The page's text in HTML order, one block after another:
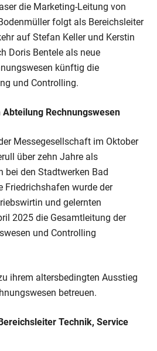
die Marketing-Leitung von
folgt als Bereichsleiter
auf Stefan Keller und Kerstin
Doris Bentele als neue
künftig die
und Controlling.
Rechnungswesen
Messegesellschaft im Oktober
über zehn Jahre als
bei den Stadtwerken Bad
Friedrichshafen wurde der
und gelernten
2025 die Gesamtleitung der
und Controlling
ihrem altersbedingten Ausstieg
betreuen.
Technik, Service